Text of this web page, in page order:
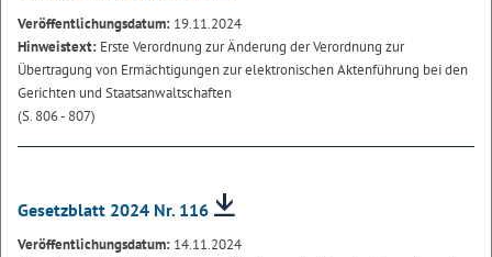
Veröffentlichungsdatum: 19.11.2024
Hinweistext: Erste Verordnung zur Änderung der Verordnung zur
Übertragung von Ermächtigungen zur elektronischen Aktenführung bei den
Gerichten und Staatsanwaltschaften
(S. 806 - 807)
Gesetzblatt 2024 Nr. 116
Veröffentlichungsdatum: 14.11.2024